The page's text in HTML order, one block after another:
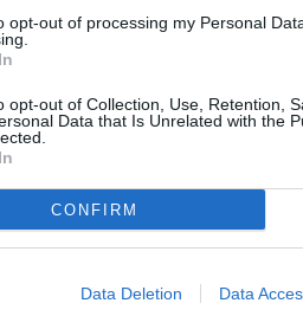
opt-out of processing my Personal
opt-out of Collection, Use, Retention,
Data that Is Unrelated with the
CONFIRM
Data Deletion Data
v novém světle
leden
vyneseny v březnu 2014
rokem
• CNC operátor• mzda 48.400 Kč •
okres Jihlava)